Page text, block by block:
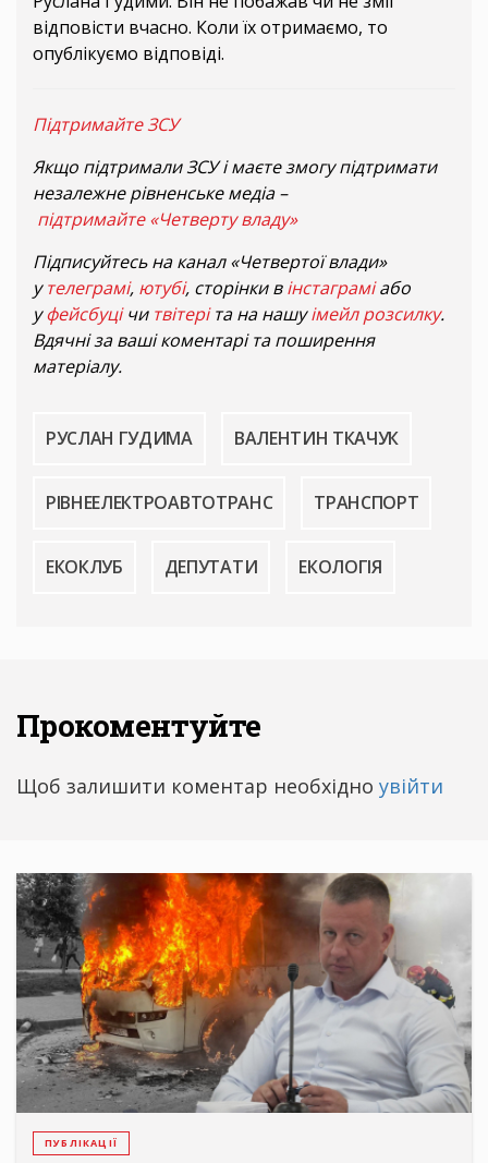
відповісти вчасно. Коли їх отримаємо, то
опублікуємо відповіді.
Підтримайте ЗСУ
Якщо підтримали ЗСУ і маєте змогу підтримати
незалежне рівненське медіа –
підтримайте «Четверту владу»
Підписуйтесь на канал «Четвертої влади»
утелеграмі, ютубі, сторінки вінстаграміабо
уфейсбуцічи твітеріта на нашуімейл розсилку.
Вдячні за ваші коментарі та поширення
матеріалу.
РУСЛАН ГУДИМА ВАЛЕНТИН ТКАЧУК
РІВНЕЕЛЕКТРОАВТОТРАНС ТРАНСПОРТ
ЕКОКЛУБ ДЕПУТАТИ ЕКОЛОГІЯ
Прокоментуйте
Щоб залишити коментар необхідно увійти
ПУБЛІКАЦІЇ